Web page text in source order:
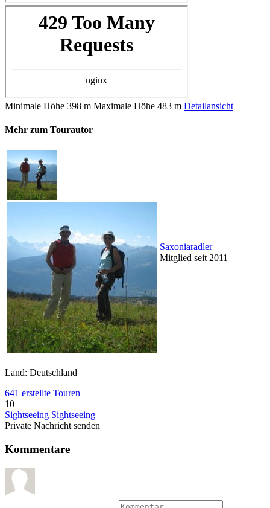
Minimale Höhe 398 m Maximale Höhe 483 m Detailansicht
Mehr zum Tourautor
Saxoniaradler
Mitglied seit 2011
Land: Deutschland
641 erstellte Touren
10
Sightseeing Sightseeing
Private Nachricht senden
Kommentare